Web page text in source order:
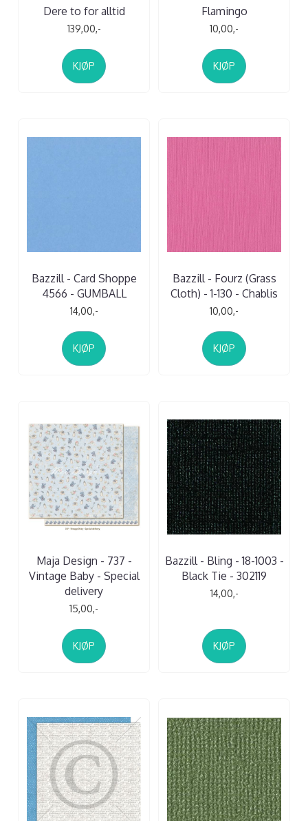
Dere to for alltid
139,00,-
KJØP
Flamingo
10,00,-
KJØP
Bazzill - Card Shoppe
4566 - GUMBALL
14,00,-
KJØP
Bazzill - Fourz (Grass
Cloth) - 1-130 - Chablis
10,00,-
KJØP
Maja Design - 737 -
Vintage Baby - Special
delivery
15,00,-
KJØP
Bazzill - Bling - 18-1003 -
Black Tie - 302119
14,00,-
KJØP